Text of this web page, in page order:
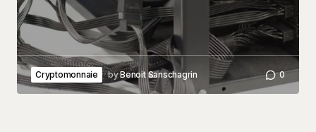
Cryptomonnaie byBenoit Sanschagrin 0